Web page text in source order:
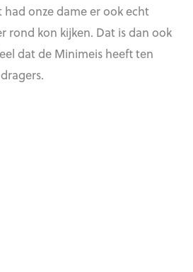
onze dame er ook echt
rond kon kijken. Dat is dan ook
dat de Minimeis heeft ten